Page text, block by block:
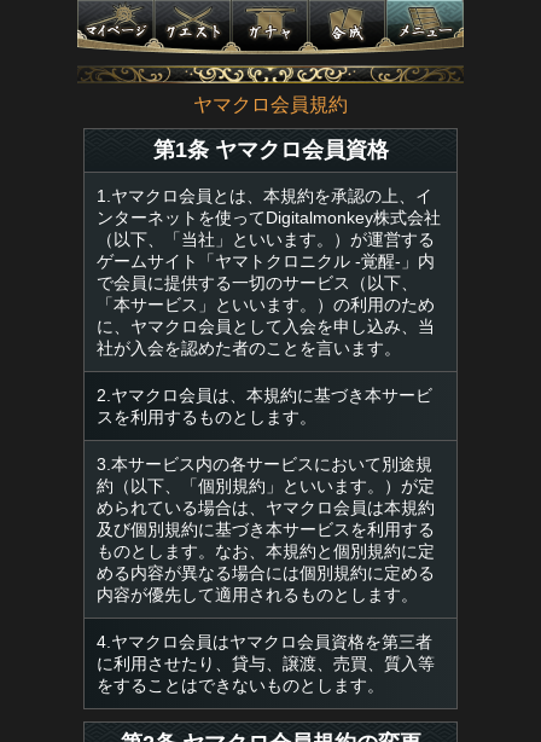
ヤマクロ会員規約
第1条 ヤマクロ会員資格
1.ヤマクロ会員とは、本規約を承認の上、イ
ンターネットを使ってDigitalmonkey株式会社
（以下、「当社」といいます。）が運営する
ゲームサイト「ヤマトクロニクル -覚醒-」内
で会員に提供する一切のサービス（以下、
「本サービス」といいます。）の利用のため
に、ヤマクロ会員として入会を申し込み、当
社が入会を認めた者のことを言います。
2.ヤマクロ会員は、本規約に基づき本サービ
スを利用するものとします。
3.本サービス内の各サービスにおいて別途規
約（以下、「個別規約」といいます。）が定
められている場合は、ヤマクロ会員は本規約
及び個別規約に基づき本サービスを利用する
ものとします。なお、本規約と個別規約に定
める内容が異なる場合には個別規約に定める
内容が優先して適用されるものとします。
4.ヤマクロ会員はヤマクロ会員資格を第三者
に利用させたり、貸与、譲渡、売買、質入等
をすることはできないものとします。